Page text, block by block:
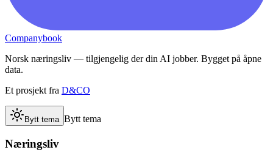
Companybook
Norsk næringsliv — tilgjengelig der din AI jobber. Bygget på åpne
data.
Et prosjekt fra D&CO
Bytt tema Bytt tema
Næringsliv